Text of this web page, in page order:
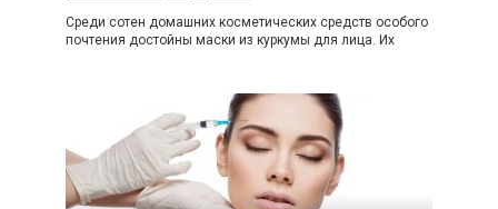
Среди сотен домашних косметических средств особого
почтения достойны маски из куркумы для лица. Их